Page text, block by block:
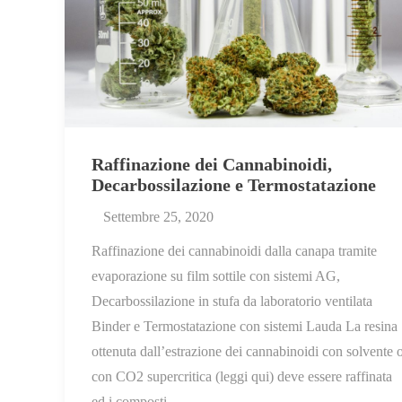
Raffinazione dei Cannabinoidi,
Decarbossilazione e Termostatazione
Settembre 25, 2020
Raffinazione dei cannabinoidi dalla canapa tramite
evaporazione su film sottile con sistemi AG,
Decarbossilazione in stufa da laboratorio ventilata
Binder e Termostatazione con sistemi Lauda La resina
ottenuta dall’estrazione dei cannabinoidi con solvente
con CO2 supercritica (leggi qui) deve essere raffinata